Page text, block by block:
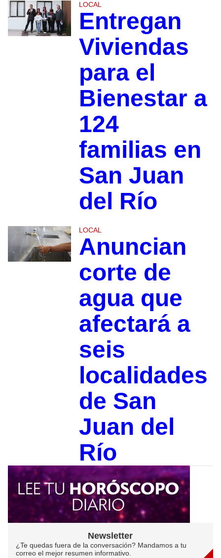
LOCAL
Entregan
Viviendas
para el
Bienestar a
124
familias en
San Juan
del Río
LOCAL
Anuncian
corte de
agua que
afectará a
seis
localidades
de San
Juan del
Río
Newsletter
¿Te quedas fuera de la conversación? Mandamos a tu
correo el mejor resumen informativo.